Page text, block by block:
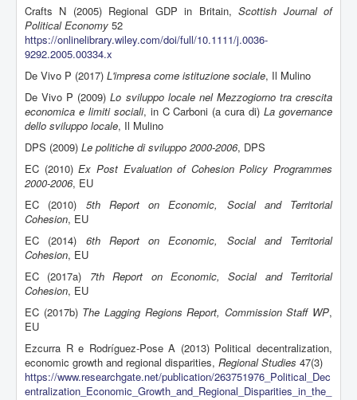
Crafts N (2005) Regional GDP in Britain,Scottish Journal of
Political Economy 52
https://onlinelibrary.wiley.com/doi/full/10.1111/j.0036-
9292.2005.00334.x
De Vivo P (2017) L'impresa come istituzione sociale, Il Mulino
De Vivo P (2009)Lo sviluppo locale nel Mezzogiorno tra crescita
economica e limiti sociali, in C Carboni (a cura di)La governance
dello sviluppo locale, Il Mulino
DPS (2009) Le politiche di sviluppo 2000-2006, DPS
EC (2010)Ex Post Evaluation of Cohesion Policy Programmes
2000-2006, EU
EC (2010) 5th Report on Economic, Social and Territorial
Cohesion, EU
EC (2014) 6th Report on Economic, Social and Territorial
Cohesion, EU
EC (2017a) 7th Report on Economic, Social and Territorial
Cohesion, EU
EC (2017b) The Lagging Regions Report, Commission Staff WP,
EU
Ezcurra R e Rodríguez-Pose A (2013) Political decentralization,
economic growth and regional disparities, Regional Studies 47(3)
https://www.researchgate.net/publication/263751976_Political_Dec
entralization_Economic_Growth_and_Regional_Disparities_in_the_